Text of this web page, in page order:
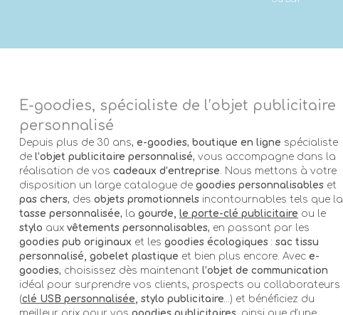
E-goodies, spécialiste de l’objet publicitaire
personnalisé
Depuis plus de 30 ans, e-goodies, boutique en ligne spécialiste
de l’objet publicitaire personnalisé, vous accompagne dans la
réalisation de vos cadeaux d’entreprise . Nous mettons à votre
disposition un large catalogue de goodies personnalisableset
pas chers, des objets promotionnelsincontournables tels que la
tasse personnalisée, la gourde, le porte-clé publicitaire ou le
stylo aux vêtements personnalisables, en passant par les
goodies pub originaux et les goodies écologiques: sac tissu
personnalisé, gobelet plastique et bien plus encore. Avec e-
goodies, choisissez dès maintenant l’objet de communication
idéal pour surprendre vos clients, prospects ou collaborateurs
(clé USB personnalisée , stylo publicitaire …) et bénéficiez du